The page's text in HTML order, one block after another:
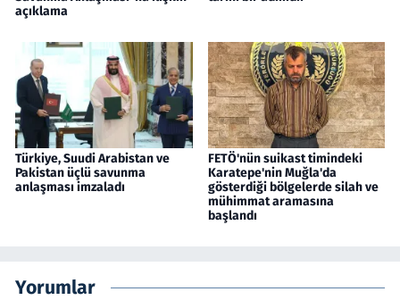
açıklama
Türkiye, Suudi Arabistan ve
Pakistan üçlü savunma
anlaşması imzaladı
FETÖ'nün suikast timindeki
Karatepe'nin Muğla'da
gösterdiği bölgelerde silah ve
mühimmat aramasına
başlandı
Yorumlar